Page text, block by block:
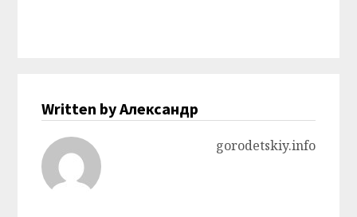
Written by Александр
gorodetskiy.info